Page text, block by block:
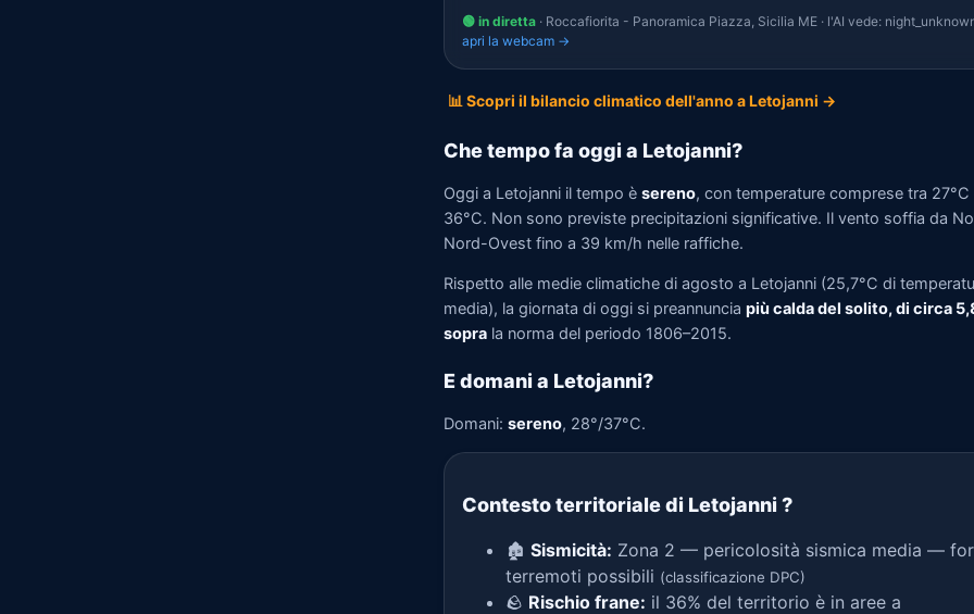
🟢 in diretta · Roccafiorita - Panoramica Piazza, Sicilia ME · l'AI vede:
apri la webcam →
📊 Scopri il bilancio climatico dell'anno a Letojanni →
Che tempo fa oggi a Letojanni?
Oggi a Letojanni il tempo è sereno, con temperature comprese tra 27°C
36°C. Non sono previste precipitazioni significative. Il vento soffia da
Nord-Ovest fino a 39 km/h nelle raffiche.
Rispetto alle medie climatiche di agosto a Letojanni (25,7°C di
media), la giornata di oggi si preannuncia più calda del solito, di circa
sopra la norma del periodo 1806–2015.
E domani a Letojanni?
Domani: sereno, 28°/37°C.
Contesto territoriale di Letojanni ?
🏚️ Sismicità: Zona 2 — pericolosità sismica media —
terremoti possibili (classificazione DPC)
🪨 Rischio frane: il 36% del territorio è in aree a